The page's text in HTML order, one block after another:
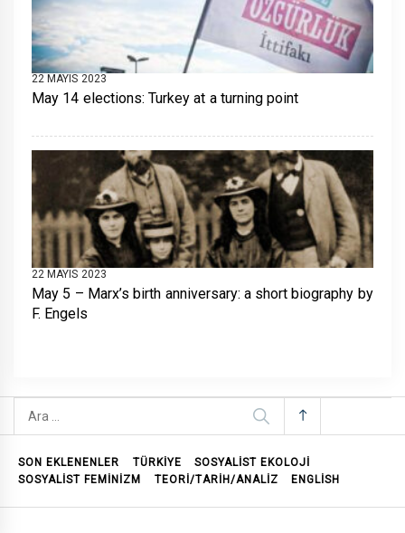
22 MAYIS 2023
May 14 elections: Turkey at a turning point
22 MAYIS 2023
May 5 – Marx’s birth anniversary: a short biography by
F. Engels
Arama:
SON EKLENENLER TÜRKİYE
SOSYALIST EKOLOJI
SOSYALIST FEMINIZM
TEORI/TARIH/ANALIZ ENGLISH